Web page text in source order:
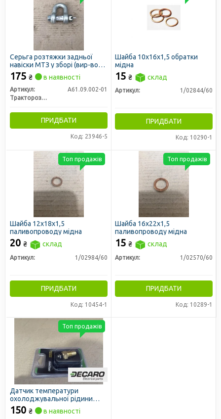
Серьга розтяжки задньої
навіски МТЗ у зборі (вир-во
РЗТ м. Ромни)
175 ₴ в наявності
Артикул:
А61.09.002-01
Тракторозапчасть г. Ромны
ПРИДБАТИ
Код: 23946-5
Шайба 10х16х1,5 обратки
мідна
15 ₴ склад
Артикул: 1/02844/60
ПРИДБАТИ
Код: 10290-1
Шайба 12х18х1,5
паливопроводу мідна
20 ₴ склад
Артикул: 1/02984/60
ПРИДБАТИ
Код: 10454-1
Топ продажів
Шайба 16х22х1,5
паливопроводу мідна
15 ₴ склад
Артикул: 1/02570/60
ПРИДБАТИ
Код: 10289-1
Топ продажів
Датчик температури
охолоджувальної рідини
МАЗ, ГАЗ, КРАЗ, ЗІЛ, МТЗ під
болт (DECARO)
150 ₴ в наявності
Топ продажів